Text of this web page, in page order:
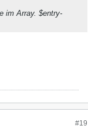
im Array. $entry-
#19